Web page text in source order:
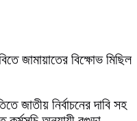
জামায়াতের বিক্ষোভ মিছিল
জাতীয় নির্বাচনের দাবি সহ